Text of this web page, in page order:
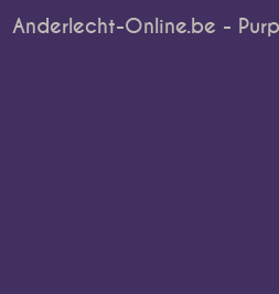
Anderlecht-Online.be -